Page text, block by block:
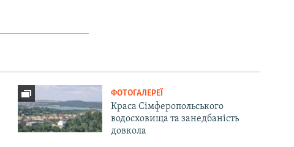
ФОТОГАЛЕРЕЇ
Краса Сімферопольського
водосховища та занедбаність
довкола